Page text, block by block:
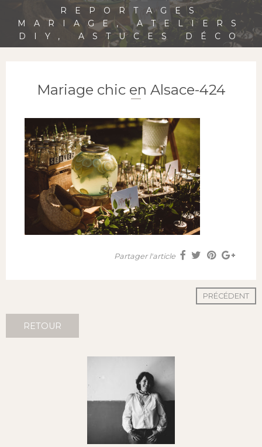
REPORTAGES
MARIAGE, ATELIERS
DIY, ASTUCES DÉCO
Mariage chic en Alsace-424
Partager l'article
PRÉCÉDENT
RETOUR